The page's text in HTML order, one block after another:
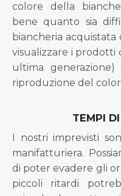
colore della
bene quanto sia
biancheria acquistata
visualizzare i prodotti
ultima
riproduzione del
TEMPI
I nostri imprevisti
manifatturiera.
di poter evadere gli
piccoli ritardi